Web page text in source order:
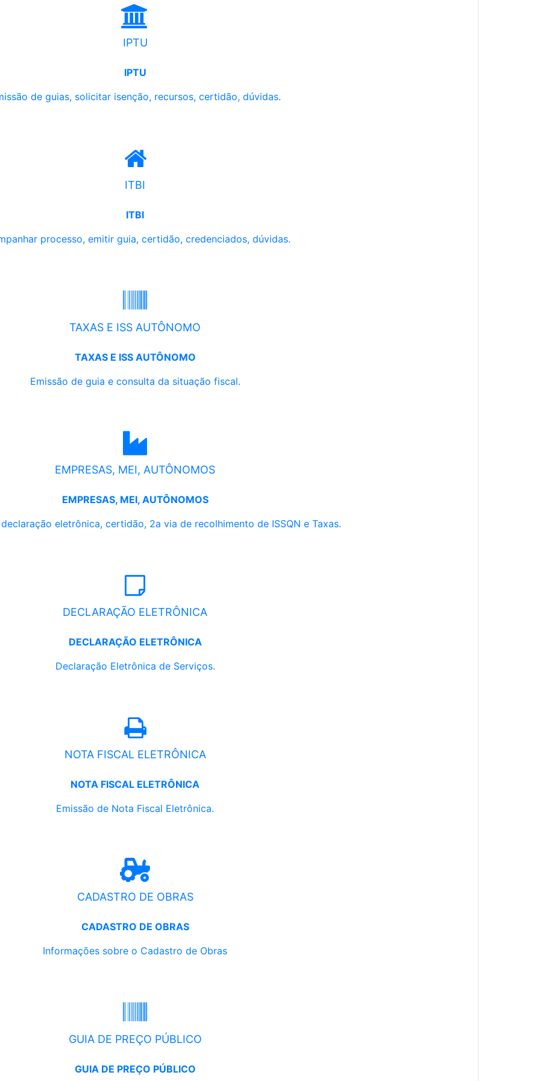
IPTU
IPTU
de guias, solicitar isenção, recursos, certidão, dúvidas.
ITBI
ITBI
processo, emitir guia, certidão, credenciados, dúvidas.
TAXAS E ISS AUTÔNOMO
TAXAS E ISS AUTÔNOMO
Emissão de guia e consulta da situação fiscal.
EMPRESAS, MEI, AUTÔNOMOS
EMPRESAS, MEI, AUTÔNOMOS
eletrônica, certidão, 2a via de recolhimento de ISSQN e Taxas.
DECLARAÇÃO ELETRÔNICA
DECLARAÇÃO ELETRÔNICA
Declaração Eletrônica de Serviços.
NOTA FISCAL ELETRÔNICA
NOTA FISCAL ELETRÔNICA
Emissão de Nota Fiscal Eletrônica.
CADASTRO DE OBRAS
CADASTRO DE OBRAS
Informações sobre o Cadastro de Obras
GUIA DE PREÇO PÚBLICO
GUIA DE PREÇO PÚBLICO